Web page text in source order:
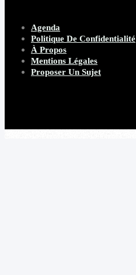
Agenda
Politique De Confidentialité
À Propos
Mentions Légales
Proposer Un Sujet